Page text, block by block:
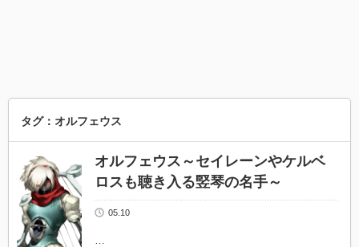
タグ：オルフェウス
オルフェウス～セイレーンやケルベ
ロスも聴き入る竪琴の名手～
05.10
…